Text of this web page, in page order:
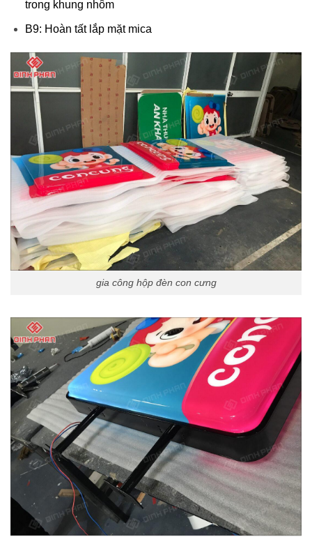
trong khung nhôm
B9: Hoàn tất lắp mặt mica
gia công hộp đèn con cưng